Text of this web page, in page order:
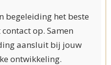
begeleiding het beste
op. Samen
aansluit bij jouw
ontwikkeling.